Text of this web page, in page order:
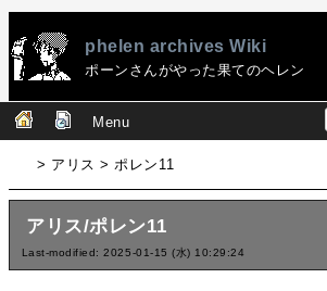
phelen archives Wiki
ポーンさんがやった果てのヘレン
Menu
> アリス > ポレン11
アリス/ポレン11
Last-modified: 2025-01-15 (水) 10:29:24